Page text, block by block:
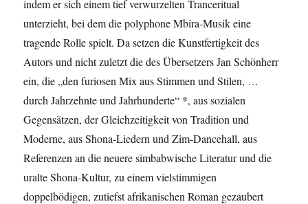
indem er sich einem tief verwurzelten Tranceritual
unterzieht, bei dem die polyphone Mbira-Musik eine
tragende Rolle spielt. Da setzen die Kunstfertigkeit des
Autors und nicht zuletzt die des Übersetzers Jan Schönherr
ein, die „den furiosen Mix aus Stimmen und Stilen, …
durch Jahrzehnte und Jahrhunderte“ *, aus sozialen
Gegensätzen, der Gleichzeitigkeit von Tradition und
Moderne, aus Shona-Liedern und Zim-Dancehall, aus
Referenzen an die neuere simbabwische Literatur und die
uralte Shona-Kultur, zu einem vielstimmigen
doppelbödigen, zutiefst afrikanischen Roman gezaubert